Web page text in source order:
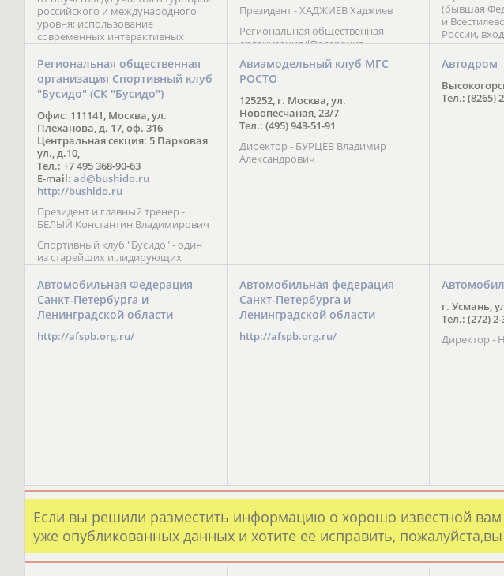
российского и международного
уровня; использование
современных интерактивных
методик подачи материала;
обучение на русском и английском
языках; специалисты с опытом
преподавания более 20 лет;
направленность на общее
развитие ребенка: проведение
творческих мастер-классов, уроков
по истории и литературе,
организация регулярных
шахматных сборов на спортивных
базах и в детских лагерях,
проведение встреч с выдающимися
шахматистами; корпоративное
обучение; онлайн обучение в
форме вебинаров и
индивидуальных занятий, круглые
столы российских и
международных тренеров,
трансляция мероприятий и
турниров.
Президент - ХАДЖИЕВ Хаджиев
Региональная общественная
организация “Федерация
парусного спорта” Чеченской
Республики начала свою
деятельность в декабре 2016 года.
Миссия федерации состоит в
популяризации парусного спорта,
привлечении и содействии
развитию спорта в этом регионе и
спортсменов на российских и
международных соревнованиях.
(бывшая
и
России,
России,
является С.
Региональная общественная
организация Спортивный клуб
"Бусидо" (СК "Бусидо")
Офис: 111141, Москва, ул.
Плеханова, д. 17, оф. 316
Центральная секция: 5 Парковая
ул., д.10,
Тел.: +7 495 368-90-63
E-mail: ad@bushido.ru
http://bushido.ru
Президент и главный тренер -
БЕЛЫЙ Константин Владимирович
Спортивный клуб "Бусидо" - один
из старейших и лидирующих
клубов России, изучающих и
развивающих различные боевые
искусства и, прежде всего, каратэ
Кёкусинкай - первого в мире стиля
контактного каратэ, получившего
огромное развитие во всем
мире. Однако, спектр интересов
Авиамодельный клуб МГС
РОСТО
125252, г. Москва, ул.
Новопесчаная, 23/7
Тел.: (495) 943-51-91
Директор - БУРЦЕВ Владимир
Александрович
Автодром
Тел.: (8265)
Автомобильная Федерация
Санкт-Петербурга и
Ленинградской области
http://afspb.org.ru/
Автомобильная федерация
Санкт-Петербурга и
Ленинградской области
http://afspb.org.ru/
г. Усмань,
Тел.: (272)
Директор -
Если вы решили разместить информацию о хорошо известной
уже опубликованных данных и хотите ее исправить,